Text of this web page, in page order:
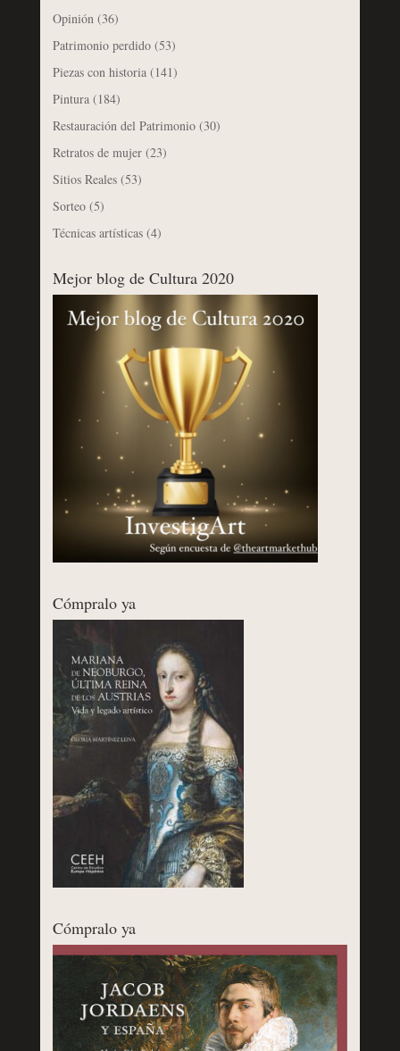
Opinión (36)
Patrimonio perdido(53)
Piezas con historia(141)
Pintura(184)
Restauración del Patrimonio(30)
Retratos de mujer(23)
Sitios Reales(53)
Sorteo(5)
Técnicas artísticas(4)
Mejor blog de Cultura 2020
Cómpralo ya
Cómpralo ya